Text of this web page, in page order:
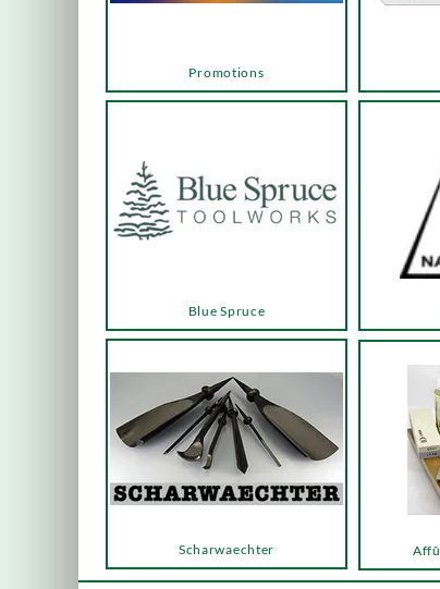
En bas de cette page, découvrez
Promotions
Blue Spruce
Scharwaechter